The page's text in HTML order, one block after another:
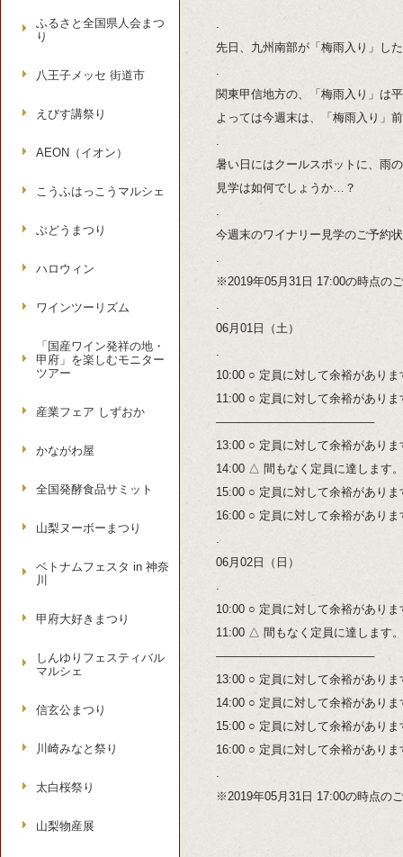
.
先日、九州南部が「梅雨入り」し
.
関東甲信地方の、「梅雨入り」は
よっては今週末は、「梅雨入り」
.
暑い日にはクールスポットに、雨
見学は如何でしょうか…？
.
今週末のワイナリー見学のご予約
.
※2019年05月31日 17:00の時点の
.
06月01日（土）
.
10:00 ○ 定員に対して余裕がありま
11:00 ○ 定員に対して余裕がありま
—————————————–
13:00 ○ 定員に対して余裕がありま
14:00 △ 間もなく定員に達します。
15:00 ○ 定員に対して余裕がありま
16:00 ○ 定員に対して余裕がありま
.
06月02日（日）
.
10:00 ○ 定員に対して余裕がありま
11:00 △ 間もなく定員に達します。
—————————————–
13:00 ○ 定員に対して余裕がありま
14:00 ○ 定員に対して余裕がありま
15:00 ○ 定員に対して余裕がありま
16:00 ○ 定員に対して余裕がありま
.
※2019年05月31日 17:00の時点の
ふるさと全国県人会まつ
り
八王子メッセ 街道市
えびす講祭り
AEON（イオン）
こうふはっこうマルシェ
ぶどうまつり
ハロウィン
ワインツーリズム
「国産ワイン発祥の地・
甲府」を楽しむモニター
ツアー
産業フェア しずおか
かながわ屋
全国発酵食品サミット
山梨ヌーボーまつり
ベトナムフェスタ in 神奈
川
甲府大好きまつり
しんゆりフェスティバル
マルシェ
信玄公まつり
川崎みなと祭り
太白桜祭り
山梨物産展